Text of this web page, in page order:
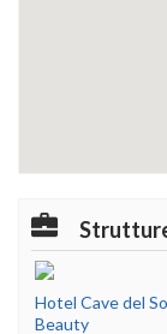
Hotel Cave del
Beauty